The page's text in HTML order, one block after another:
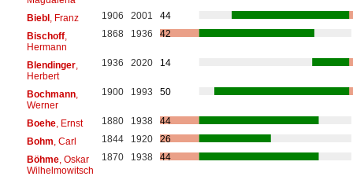
Biebl , Franz 1906 2001
44
Bischoff,
Hermann
1868 1936 42
Blendinger,
Herbert
1936 2020 14
Bochmann,
Werner
1900 1993 50
Boehe, Ernst 1880 1938
44
Bohm, Carl 1844 1920
26
Böhme, Oskar
Wilhelmowitsch
1870 1938 44